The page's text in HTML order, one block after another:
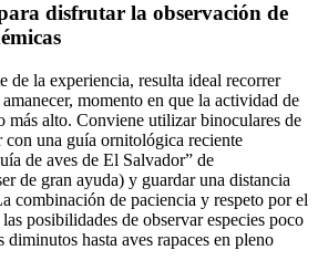
disfrutar la observación de
de la experiencia, resulta ideal recorrer
momento en que la actividad de
más alto. Conviene utilizar binoculares de
con una guía ornitológica reciente
de aves de El Salvador” de
de gran ayuda) y guardar una distancia
combinación de paciencia y respeto por el
posibilidades de observar especies poco
diminutos hasta aves rapaces en pleno